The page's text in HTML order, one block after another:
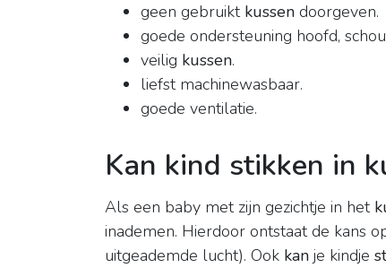
geen gebruikt kussen doorgeven.
goede ondersteuning hoofd,
veilig kussen.
liefst machinewasbaar.
goede ventilatie.
Kan kind stikken in
Als een baby met zijn gezichtje in het
inademen. Hierdoor ontstaat de kans
uitgeademde lucht). Ook kan je kindje